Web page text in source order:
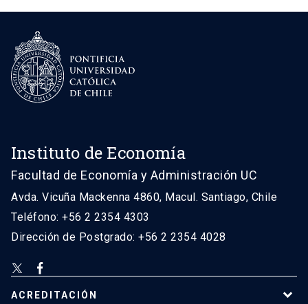
Instituto de Economía
Facultad de Economía y Administración UC
Avda. Vicuña Mackenna 4860, Macul. Santiago, Chile
Teléfono: +56 2 2354 4303
Dirección de Postgrado: +56 2 2354 4028
ACREDITACIÓN